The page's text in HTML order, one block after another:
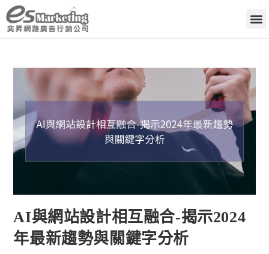
AI與網站設計相互融合-揭示2024
年最新趨勢與關鍵字分析